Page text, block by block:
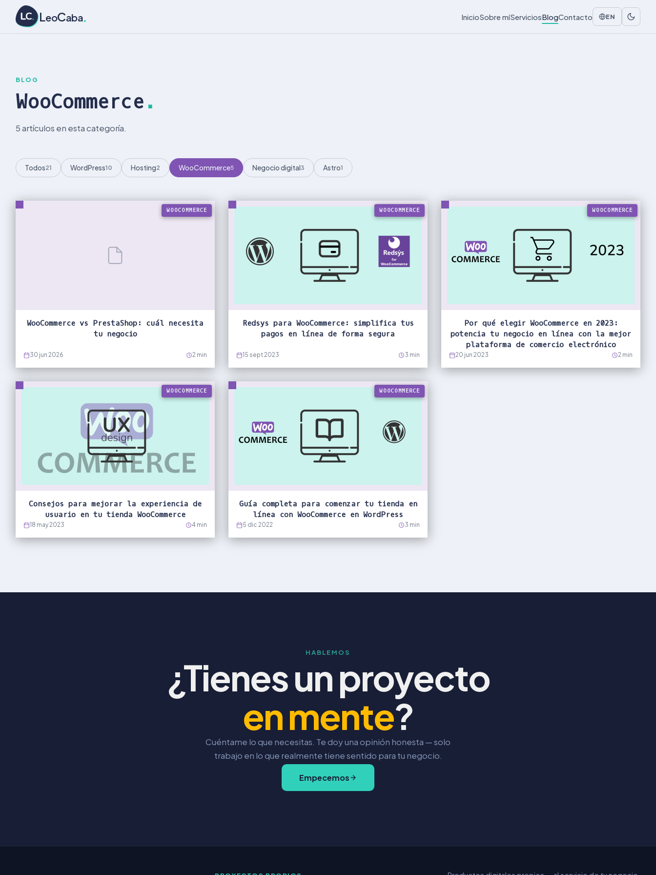
LC LeoCaba InicioSobre míServiciosBlogContacto EN
BLOG
WooCommerce.
5 artículos en esta categoría.
Todos21 WordPress10 Hosting2 WooCommerce5 Negocio digital3 Astro1
WOOCOMMERCE
WooCommerce vs PrestaShop: cuál necesita
tu negocio
30 jun 2026 2 min
WOOCOMMERCE
Redsys para WooCommerce: simplifica tus
pagos en línea de forma segura
15 sept 2023 3 min
WOOCOMMERCE
Por qué elegir WooCommerce en 2023:
potencia tu negocio en línea con la mejor
plataforma de comercio electrónico
20 jun 2023 2 min
WOOCOMMERCE
Consejos para mejorar la experiencia de
usuario en tu tienda WooCommerce
18 may 2023 4 min
WOOCOMMERCE
Guía completa para comenzar tu tienda en
línea con WooCommerce en WordPress
5 dic 2022 3 min
HABLEMOS
¿Tienes un proyecto
en mente?
Cuéntame lo que necesitas. Te doy una opinión honesta — solo
trabajo en lo que realmente tiene sentido para tu negocio.
Empecemos